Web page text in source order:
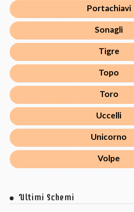
Portachiavi
Sonagli
Tigre
Topo
Toro
Uccelli
Unicorno
Volpe
Ultimi Schemi